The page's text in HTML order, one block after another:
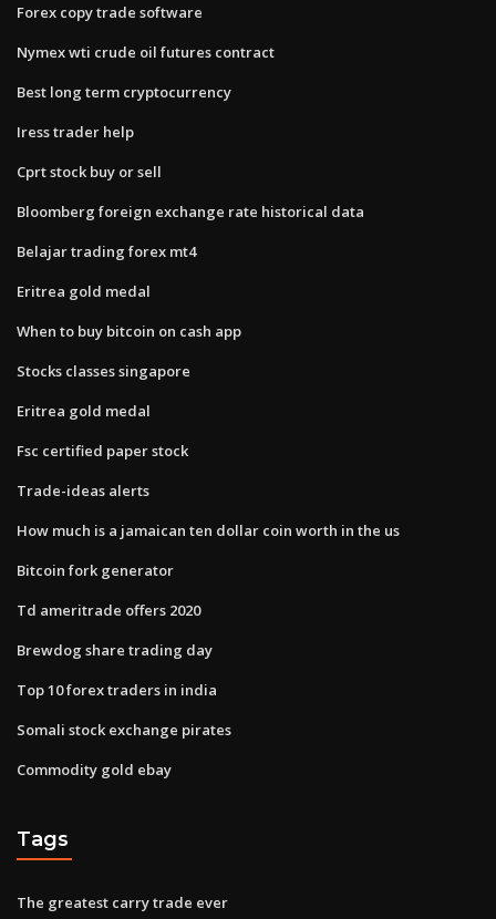
Forex copy trade software
Nymex wti crude oil futures contract
Best long term cryptocurrency
Iress trader help
Cprt stock buy or sell
Bloomberg foreign exchange rate historical data
Belajar trading forex mt4
Eritrea gold medal
When to buy bitcoin on cash app
Stocks classes singapore
Eritrea gold medal
Fsc certified paper stock
Trade-ideas alerts
How much is a jamaican ten dollar coin worth in the us
Bitcoin fork generator
Td ameritrade offers 2020
Brewdog share trading day
Top 10 forex traders in india
Somali stock exchange pirates
Commodity gold ebay
Tags
The greatest carry trade ever